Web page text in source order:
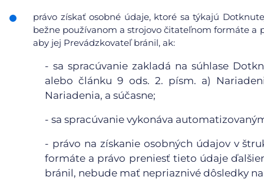
právo získať osobné údaje, ktoré sa týkajú
bežne používanom a strojovo čitateľnom formáte a
aby jej Prevádzkovateľ bránil, ak:
-sa spracúvanie zakladá na súhlase
alebo článku 9 ods. 2. písm. a)
Nariadenia, a súčasne;
- sa spracúvanie vykonáva
- právo na získanie osobných údajov v
formáte a právo preniesť tieto údaje
bránil, nebude mať nepriaznivé dôsledky